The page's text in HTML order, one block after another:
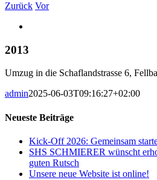
Zurück Vor
2013
Umzug in die Schaflandstrasse 6,
admin2025-06-03T09:16:27+02:00
Neueste Beiträge
Kick-Off 2026: Gemeinsam
SHS SCHMIERER wünscht
guten Rutsch
Unsere neue Website ist online!